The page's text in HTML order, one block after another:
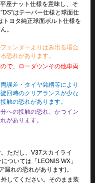
座ナット仕様を意味し、そ
はテーパー仕様と球面仕
トヨタ純正球面ボルト仕様を
。
ェンダーよりはみ出る場合
恐れがあります。
で、ローダウンその他車両
誤差・タイヤ銘柄等により
回時のクリアランスが少な
触の恐れがあります。
への接触の恐れ、かつイン
があります。
ただし、V37スカイライ
ついては「LEONIS WX」
漏れの恐れがあります)。
してください。そのまま装